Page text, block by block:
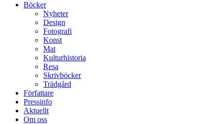
Böcker
Nyheter
Design
Fotografi
Konst
Mat
Kulturhistoria
Resa
Skrivböcker
Trädgård
Författare
Pressinfo
Aktuellt
Om oss